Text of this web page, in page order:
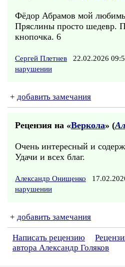
Фёдор Абрамов мой
Пряслины просто шедевр.
кнопочка. 6
Сергей Плетнев 22.02.2026
нарушении
+ добавить замечания
Рецензия на «Веркола» (
Очень интересный и
Удачи и всех благ.
Александр Онищенко
нарушении
+ добавить замечания
Написать рецензию
автора Александр Голяков